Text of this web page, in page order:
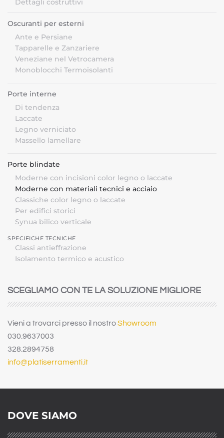
Dettagli costruttivi
Oscuranti per esterni
Ante e Persiane
Tapparelle e Zanzariere
Veneziane nel Vetrocamera
Monoblocchi Termoisolanti
Porte interne
Di tendenza
Laccate
Legno verniciato
Massello lamellare
Porte blindate
Moderne con incisioni color legno o laccate
Moderne con materiali tecnici e acciaio
Classiche color legno o laccate
Per edifici storici
Synua bilico verticale
SPECIFICHE TECNICHE
Classi antieffrazione
Isolamento termico e acustico
SCEGLIAMO CON TE LA SOLUZIONE MIGLIORE
Vieni a trovarci presso il nostroShowroom
030.9637003
328.2894758
info@platiserramenti.it
DOVE SIAMO